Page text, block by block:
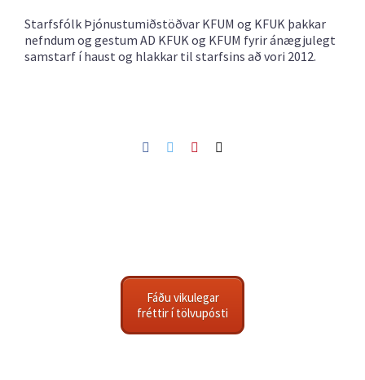
Starfsfólk Þjónustumiðstöðvar KFUM og KFUK þakkar
nefndum og gestum AD KFUK og KFUM fyrir ánægjulegt
samstarf í haust og hlakkar til starfsins að vori 2012.
Facebook
TwitterPinterest
Fáðu vikulegar
fréttir í tölvupósti